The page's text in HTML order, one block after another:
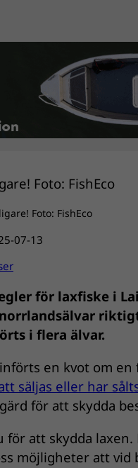
Foto: FishEco
07-13
för laxfiske i
i flera älvar.
en kvot om
säljas eller har
för att skydda
för att skydda
möjligheter att